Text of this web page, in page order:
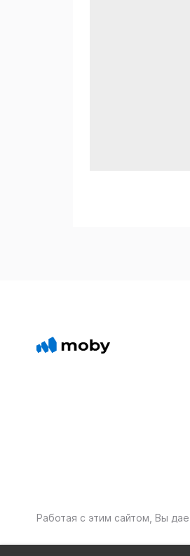
Работая с этим сайтом, Вы